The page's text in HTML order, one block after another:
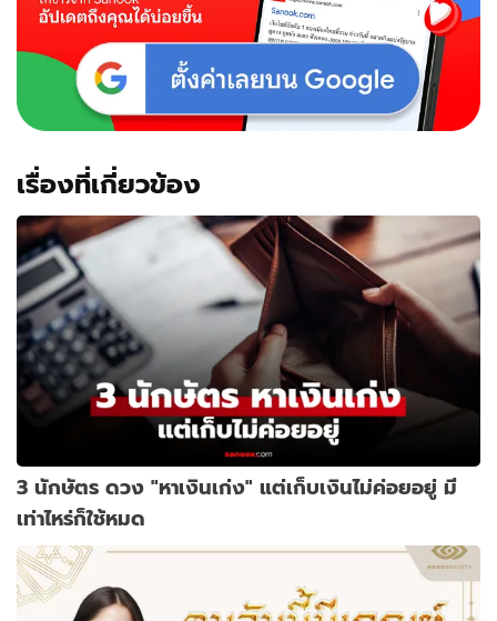
เรื่องที่เกี่ยวข้อง
3 นักษัตร ดวง "หาเงินเก่ง" แต่เก็บเงินไม่ค่อยอยู่ มี
เท่าไหร่ก็ใช้หมด